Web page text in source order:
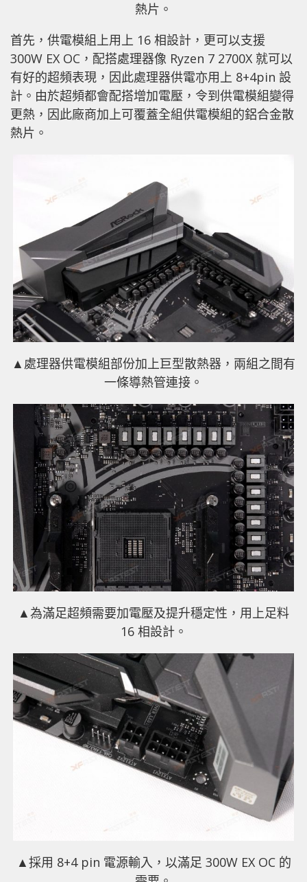
熱片。
首先，供電模組上用上 16 相設計，更可以支援
300W EX OC，配搭處理器像 Ryzen 7 2700X 就可以
有好的超頻表現，因此處理器供電亦用上 8+4pin 設
計。由於超頻都會配搭增加電壓，令到供電模組變得
更熱，因此廠商加上可覆蓋全組供電模組的鋁合金散
熱片。
▲處理器供電模組部份加上巨型散熱器，兩組之間有
一條導熱管連接。
▲為滿足超頻需要加電壓及提升穩定性，用上足料
16 相設計。
▲採用 8+4 pin 電源輸入，以滿足 300W EX OC 的